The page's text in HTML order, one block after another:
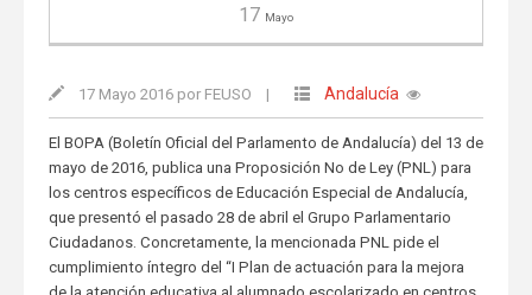
17 Mayo
17 Mayo 2016 por FEUSO | Andalucía
El BOPA (Boletín Oficial del Parlamento de Andalucía) del 13 de
mayo de 2016, publica una Proposición No de Ley (PNL) para
los centros específicos de Educación Especial de Andalucía,
que presentó el pasado 28 de abril el Grupo Parlamentario
Ciudadanos. Concretamente, la mencionada PNL pide el
cumplimiento íntegro del “I Plan de actuación para la mejora